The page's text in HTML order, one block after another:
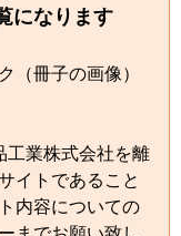
になります
（冊子の画像）
工業株式会社を離
イトであること
内容についての